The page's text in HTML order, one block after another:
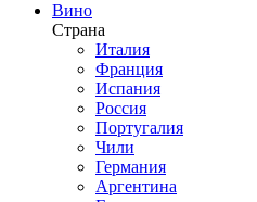
Вино
Страна
Италия
Франция
Испания
Россия
Португалия
Чили
Германия
Аргентина